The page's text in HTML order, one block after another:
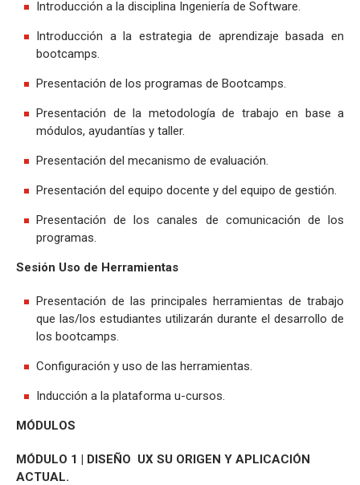
Introducción a la disciplina Ingeniería de Software.
Introducción a la estrategia de aprendizaje basada en
bootcamps.
Presentación de los programas de Bootcamps.
Presentación de la metodología de trabajo en base a
módulos, ayudantías y taller.
Presentación del mecanismo de evaluación.
Presentación del equipo docente y del equipo de gestión.
Presentación de los canales de comunicación de los
programas.
Sesión Uso de Herramientas
Presentación de las principales herramientas de trabajo
que las/los estudiantes utilizarán durante el desarrollo de
los bootcamps.
Configuración y uso de las herramientas.
Inducción a la plataforma u-cursos.
MÓDULOS
MÓDULO 1 | DISEÑO UX SU ORIGEN Y APLICACIÓN
ACTUAL.